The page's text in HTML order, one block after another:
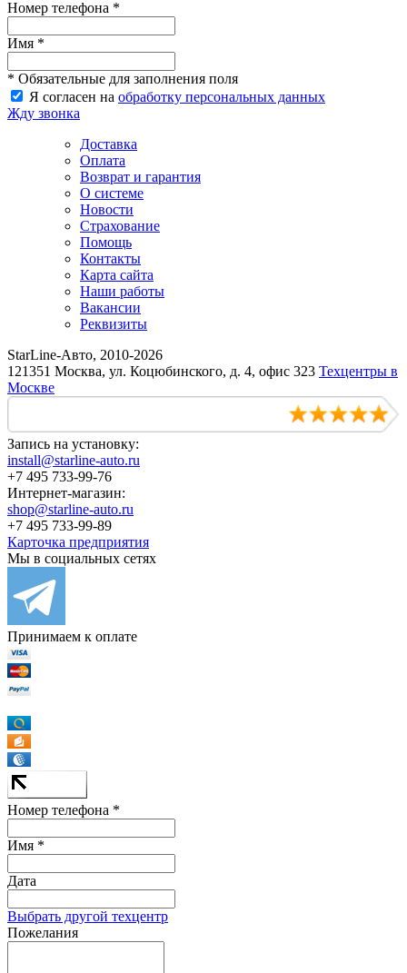
Номер телефона *
Имя *
* Обязательные для заполнения поля
Я согласен на обработку персональных данных
Жду звонка
Доставка
Оплата
Возврат и гарантия
О системе
Новости
Страхование
Помощь
Контакты
Карта сайта
Наши работы
Вакансии
Реквизиты
StarLine-Авто, 2010-2026
121351 Москва, ул. Коцюбинского, д. 4, офис 323 Техцентры в
Москве
Запись на установку:
install@starline-auto.ru
+7 495 733-99-76
Интернет-магазин:
shop@starline-auto.ru
+7 495 733-99-89
Карточка предприятия
Мы в социальных сетях
Принимаем к оплате
Номер телефона *
Имя *
Дата
Выбрать другой техцентр
Пожелания